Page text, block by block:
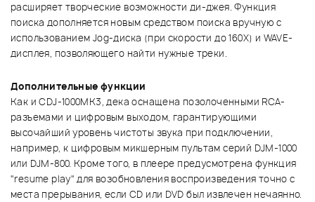
расширяет творческие возможности ди-джея. Функция
поиска дополняется новым средством поиска вручную с
использованием Jog-диска (при скорости до 160X) и WAVE-
дисплея, позволяющего найти нужные треки.
Дополнительные функции
Как и CDJ-1000MK3, дека оснащена позолоченными RCA-
разъемами и цифровым выходом, гарантирующими
высочайший уровень чистоты звука при подключении,
например, к цифровым микшерным пультам серий DJM-1000
или DJM-800. Кроме того, в плеере предусмотрена функция
"resume play" для возобновления воспроизведения точно с
места прерывания, если CD или DVD был извлечен нечаянно.